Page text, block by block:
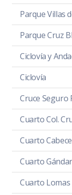
Parque Villas
Parque Cruz
Ciclovía y
Ciclovía
Cruce Seguro
Cuarto Col.
Cuarto
Cuarto
Cuarto Lomas